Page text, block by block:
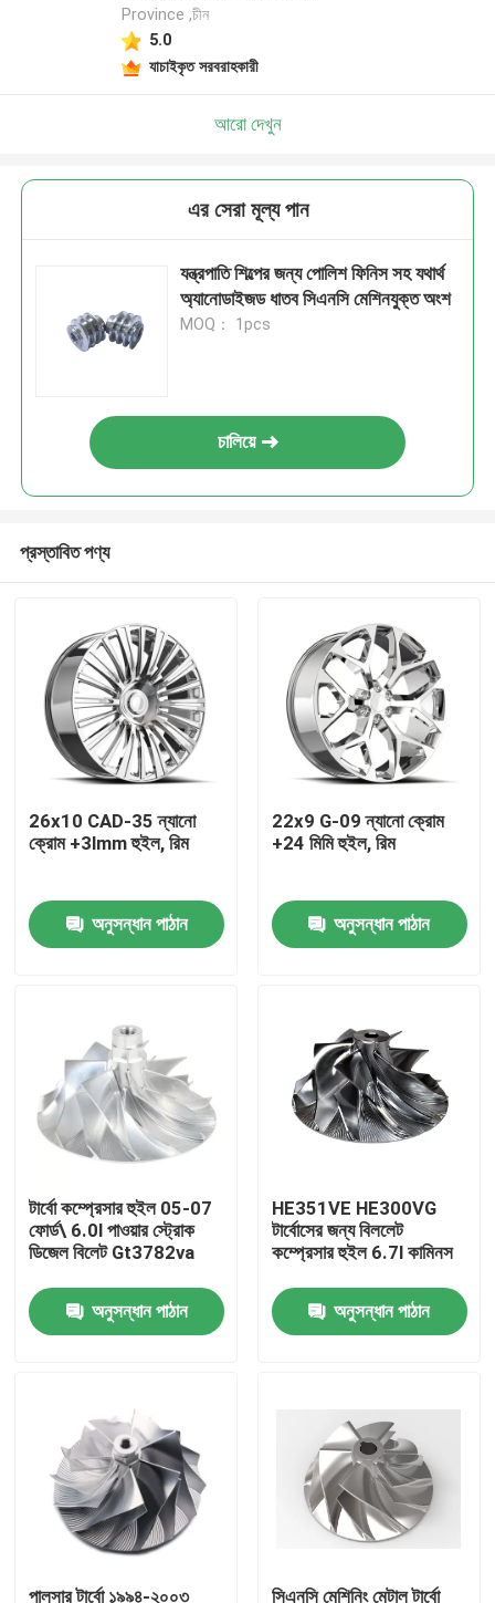
ভিডিও
কারখানা পরিদর্শন
গুণমান নিয়ন্ত্রণ
খবর
একটি উদ্ধৃতি অনুরোধ করুন
ধাতু সিএনসি যন্ত্রাংশ
Province ,চীন
5.0
যাচাইকৃত সরবরাহকারী
আরো দেখুন
এর সেরা মূল্য পান
যন্ত্রপাতি শিল্পের জন্য পোলিশ ফিনিস সহ যথার্থ
অ্যানোডাইজড ধাতব সিএনসি মেশিনযুক্ত অংশ
MOQ： 1pcs
চালিয়ে
প্রস্তাবিত পণ্য
26x10 CAD-35 ন্যানো
ক্রোম +3lmm হুইল, রিম
অনুসন্ধান পাঠান
22x9 G-09 ন্যানো ক্রোম
+24 মিমি হুইল, রিম
অনুসন্ধান পাঠান
টার্বো কম্প্রেসার হুইল 05-07
ফোর্ড\ 6.0l পাওয়ার স্ট্রোক
ডিজেল বিলেট Gt3782va
অনুসন্ধান পাঠান
HE351VE HE300VG
টার্বোসের জন্য বিললেট
কম্প্রেসার হুইল 6.7l কামিনস
অনুসন্ধান পাঠান
পালসার টার্বো ১৯৯৪-২০০৩ সিএনসি মেশিনিং মেটাল টার্বো